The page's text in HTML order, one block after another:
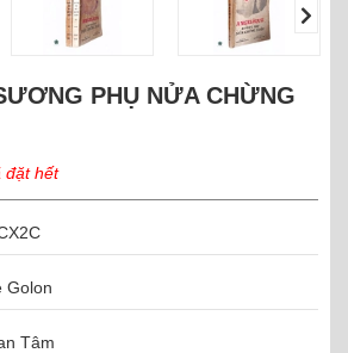
PHỤ NỬA CHỪNG
đặt hết
Golon
Tâm